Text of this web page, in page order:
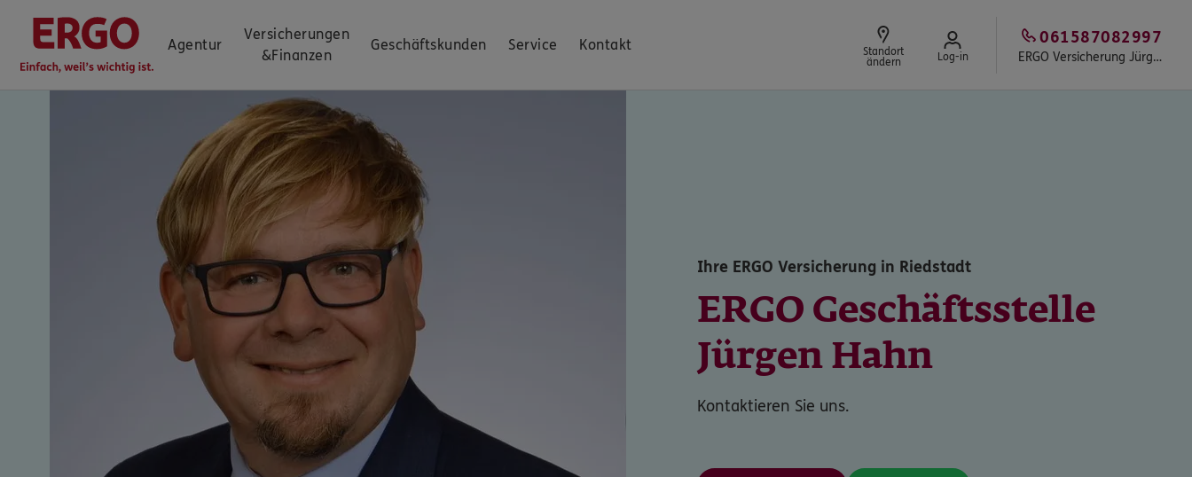
Agentur
Versicherungen
&Finanzen
Geschäftskunden Service Kontakt
Standort
ändern
Log-in ERGO Versicherung Jürgen Hahn
061587082997
Ihre ERGO Versicherung in Riedstadt
ERGO Geschäftsstelle
Jürgen Hahn
Kontaktieren Sie uns.